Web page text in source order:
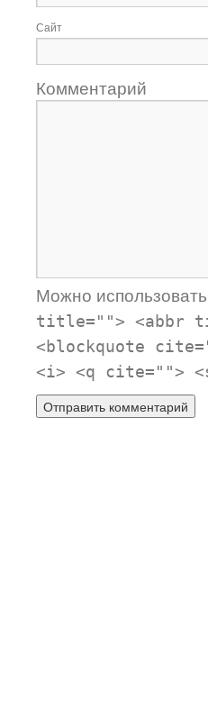
Сайт
Комментарий
Можно
title=""> <abbr
<blockquote
<i> <q cite="">